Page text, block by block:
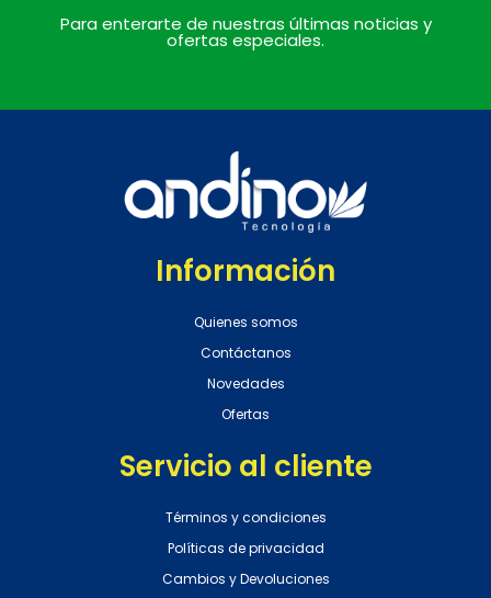
Para enterarte de nuestras últimas noticias y
ofertas especiales.
Información
Quienes somos
Contáctanos
Novedades
Ofertas
Servicio al cliente
Términos y condiciones
Políticas de privacidad
Cambios y Devoluciones